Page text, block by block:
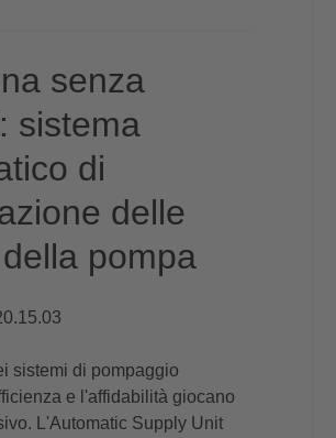
senza
sistema
di
delle
pompa
sistemi di pompaggio
e l'affidabilità giocano
L'Automatic Supply Unit